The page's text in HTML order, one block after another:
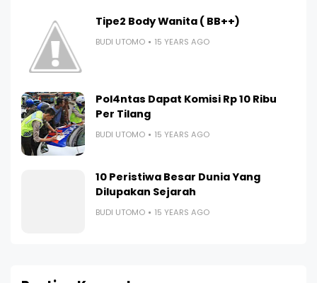
Tipe2 Body Wanita ( BB++)
BUDI UTOMO 15 YEARS AGO
Pol4ntas Dapat Komisi Rp 10 Ribu
Per Tilang
BUDI UTOMO 15 YEARS AGO
10 Peristiwa Besar Dunia Yang
Dilupakan Sejarah
BUDI UTOMO 15 YEARS AGO